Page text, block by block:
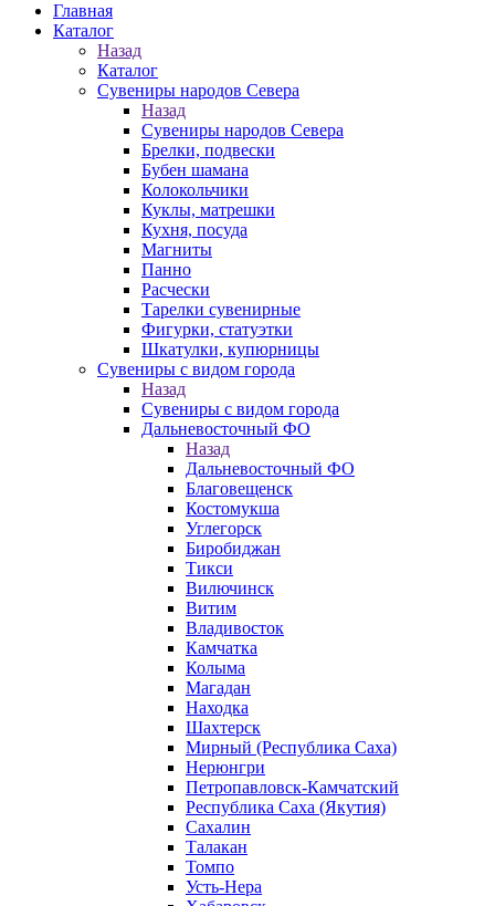
Главная
Каталог
Назад
Каталог
Сувениры народов Севера
Назад
Сувениры народов Севера
Брелки, подвески
Бубен шамана
Колокольчики
Куклы, матрешки
Кухня, посуда
Магниты
Панно
Расчески
Тарелки сувенирные
Фигурки, статуэтки
Шкатулки, купюрницы
Сувениры с видом города
Назад
Сувениры с видом города
Дальневосточный ФО
Назад
Дальневосточный ФО
Благовещенск
Костомукша
Углегорск
Биробиджан
Тикси
Вилючинск
Витим
Владивосток
Камчатка
Колыма
Магадан
Находка
Шахтерск
Мирный (Республика Саха)
Нерюнгри
Петропавловск-Камчатский
Республика Саха (Якутия)
Сахалин
Талакан
Томпо
Усть-Нера